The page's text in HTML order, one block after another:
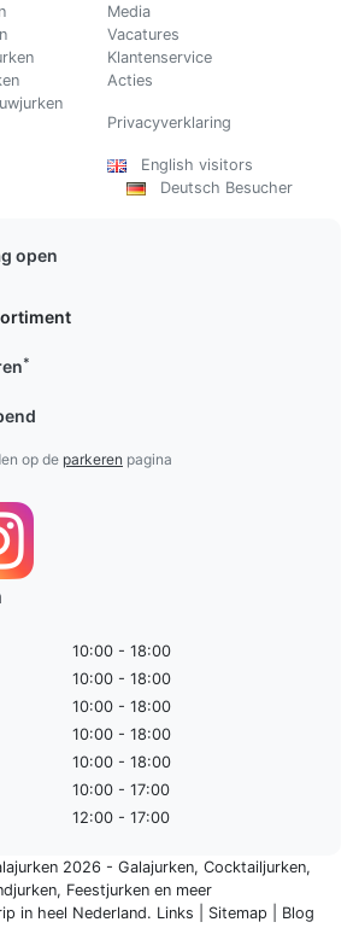
Media
Vacatures
Klantenservice
Acties
Privacyverklaring
English visitors
Deutsch Besucher
open
*
op de parkeren pagina
10:00 - 18:00
10:00 - 18:00
10:00 - 18:00
10:00 - 18:00
10:00 - 18:00
10:00 - 17:00
12:00 - 17:00
2026 - Galajurken, Cocktailjurken,
, Feestjurkenen meer
in heel Nederland. Links Sitemap Blog